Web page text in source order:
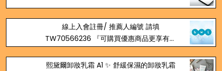
線上入會註冊/ 推薦人編號 請填
TW70566236 『可購買優惠商品更享有代
熙黛爾卸妝乳霜 A1 ✨ 舒緩保濕的卸妝乳霜